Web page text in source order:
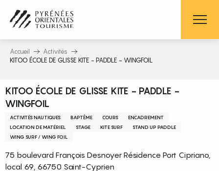
contenu
principal
Accueil
Activités
KITOO ÉCOLE DE GLISSE KITE - PADDLE - WINGFOIL
KITOO ÉCOLE DE GLISSE KITE - PADDLE -
WINGFOIL
ACTIVITÉS NAUTIQUES BAPTÊME COURS
ENCADREMENT
LOCATION DE MATÉRIEL
STAGE KITE SURF
STAND UP PADDLE
WING SURF / WING FOIL
75 boulevard François Desnoyer Résidence Port Cipriano,
local 69, 66750 Saint-Cyprien